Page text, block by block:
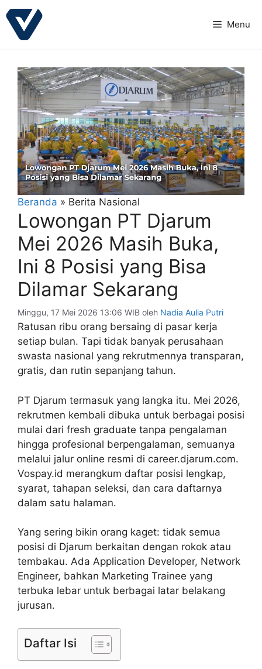
Langsung
ke
Menu
Beranda » Berita Nasional
Lowongan PT Djarum
Mei 2026 Masih Buka,
Ini 8 Posisi yang Bisa
Dilamar Sekarang
Minggu, 17 Mei 2026 13:06 WIB oleh Nadia Aulia Putri
Ratusan ribu orang bersaing di pasar kerja
setiap bulan. Tapi tidak banyak perusahaan
swasta nasional yang rekrutmennya transparan,
gratis, dan rutin sepanjang tahun.
PT Djarum termasuk yang langka itu. Mei 2026,
rekrutmen kembali dibuka untuk berbagai posisi
mulai dari fresh graduate tanpa pengalaman
hingga profesional berpengalaman, semuanya
melalui jalur online resmi di career.djarum.com.
Vospay.id merangkum daftar posisi lengkap,
syarat, tahapan seleksi, dan cara daftarnya
dalam satu halaman.
Yang sering bikin orang kaget: tidak semua
posisi di Djarum berkaitan dengan rokok atau
tembakau. Ada Application Developer, Network
Engineer, bahkan Marketing Trainee yang
terbuka lebar untuk berbagai latar belakang
jurusan.
Daftar Isi